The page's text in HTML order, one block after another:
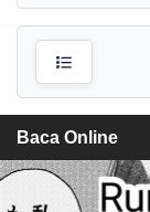
Baca Online